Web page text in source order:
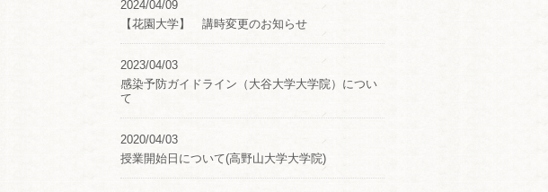
2024/04/09
【花園大学】 講時変更のお知らせ
2023/04/03
感染予防ガイドライン（大谷大学大学院）につい
て
2020/04/03
授業開始日について(高野山大学大学院)